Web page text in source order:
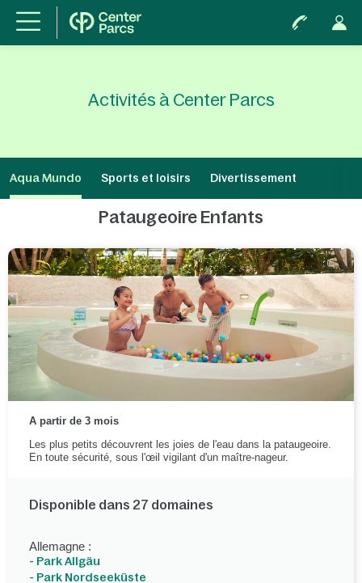
Activités à Center Parcs
Aqua Mundo Sports et loisirs Divertissement
Pataugeoire Enfants
A partir de 3 mois
Les plus petits découvrent les joies de l'eau dans la pataugeoire.
En toute sécurité, sous l'œil vigilant d'un maître-nageur.
Disponible dans 27 domaines
Allemagne :
- Park Allgäu
- Park Nordseeküste